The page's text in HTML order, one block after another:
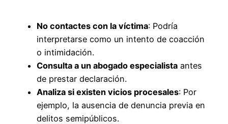
No contactes con la víctima: Podría
interpretarse como un intento de coacción
o intimidación.
Consulta a un abogado especialista antes
de prestar declaración.
Analiza si existen vicios procesales: Por
ejemplo, la ausencia de denuncia previa en
delitos semipúblicos.